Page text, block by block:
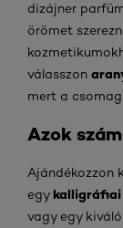
dizájner
örömet
válasszon
mert a
Azok
Ajándékozzon
egykalligráfiai
vagy egy